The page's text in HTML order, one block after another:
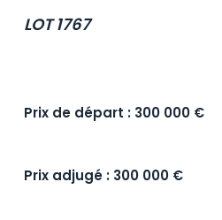
LOT 1767
Prix de départ : 300 000 €
Prix adjugé : 300 000 €